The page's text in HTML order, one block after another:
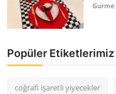
Gurme
Popüler Etiketlerimiz
coğrafi işaretli yiyecekler